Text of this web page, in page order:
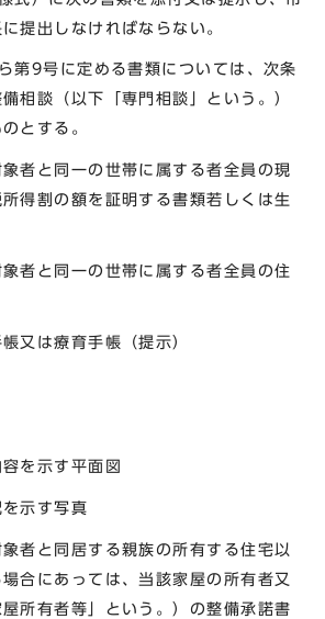
提出しなければならない。
第9号に定める書類については、次条
相談（以下「専門相談」という。）
とする。
と同一の世帯に属する者全員の現
得割の額を証明する書類若しくは生
と同一の世帯に属する者全員の住
は療育手帳（提示）
を示す平面図
示す写真
と同居する親族の所有する住宅以
合にあっては、当該家屋の所有者又
所有者等」という。）の整備承諾書